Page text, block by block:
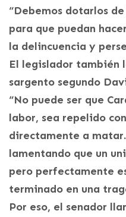
“Debemos dotarlos
para que puedan
la delincuencia y
El legislador también
sargento segundo
“No puede ser que
labor, sea repelido
directamente a
lamentando que un
pero perfectamente
terminado en una
Por eso, el senador